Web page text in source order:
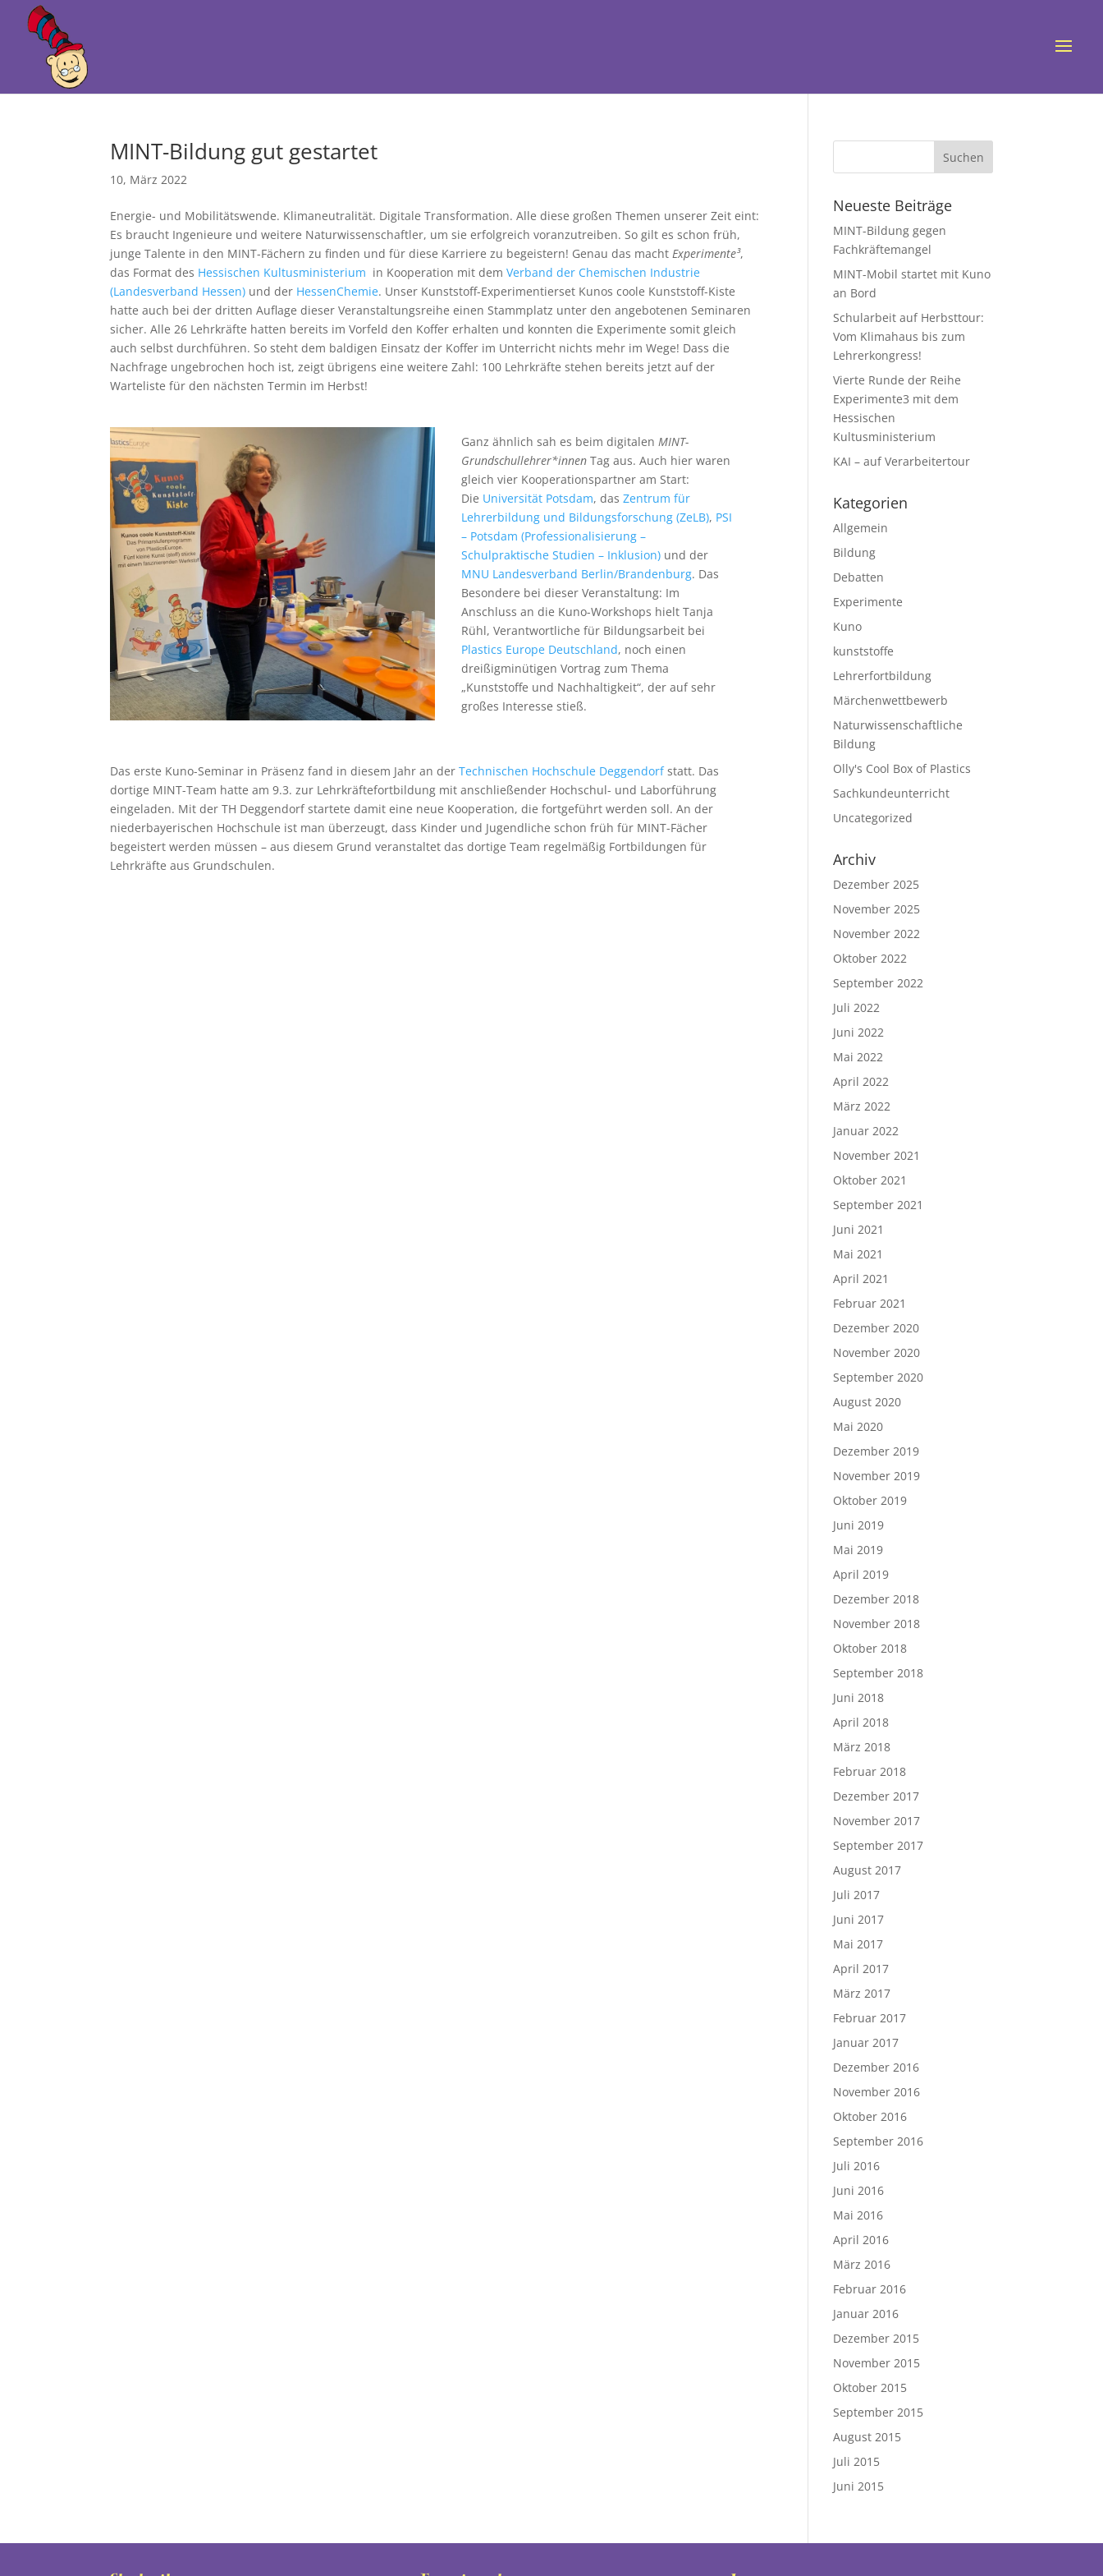
MINT-Bildung gut gestartet
10, März 2022
Energie- und Mobilitätswende. Klimaneutralität. Digitale Transformation. Alle diese großen Themen unserer Zeit eint:
Es braucht Ingenieure und weitere Naturwissenschaftler, um sie erfolgreich voranzutreiben. So gilt es schon früh,
junge Talente in den MINT-Fächern zu finden und für diese Karriere zu begeistern! Genau das machtExperimente³,
das Format des Hessischen Kultusministerium in Kooperation mit demVerband der Chemischen Industrie
(Landesverband Hessen) und der HessenChemie. Unser Kunststoff-Experimentierset Kunos coole Kunststoff-Kiste
hatte auch bei der dritten Auflage dieser Veranstaltungsreihe einen Stammplatz unter den angebotenen Seminaren
sicher. Alle 26 Lehrkräfte hatten bereits im Vorfeld den Koffer erhalten und konnten die Experimente somit gleich
auch selbst durchführen. So steht dem baldigen Einsatz der Koffer im Unterricht nichts mehr im Wege! Dass die
Nachfrage ungebrochen hoch ist, zeigt übrigens eine weitere Zahl: 100 Lehrkräfte stehen bereits jetzt auf der
Warteliste für den nächsten Termin im Herbst!
Ganz ähnlich sah es beim digitalen MINT-
Grundschullehrer*innenTag aus. Auch hier waren
gleich vier Kooperationspartner am Start:
Die Universität Potsdam, das Zentrum für
Lehrerbildung und Bildungsforschung (ZeLB), PSI
– Potsdam (Professionalisierung –
Schulpraktische Studien – Inklusion) und der
MNU Landesverband Berlin/Brandenburg. Das
Besondere bei dieser Veranstaltung: Im
Anschluss an die Kuno-Workshops hielt Tanja
Rühl, Verantwortliche für Bildungsarbeit bei
Plastics Europe Deutschland, noch einen
dreißigminütigen Vortrag zum Thema
„Kunststoffe und Nachhaltigkeit“, der auf sehr
großes Interesse stieß.
Das erste Kuno-Seminar in Präsenz fand in diesem Jahr an derTechnischen Hochschule Deggendorfstatt. Das
dortige MINT-Team hatte am 9.3. zur Lehrkräftefortbildung mit anschließender Hochschul- und Laborführung
eingeladen. Mit der TH Deggendorf startete damit eine neue Kooperation, die fortgeführt werden soll. An der
niederbayerischen Hochschule ist man überzeugt, dass Kinder und Jugendliche schon früh für MINT-Fächer
begeistert werden müssen – aus diesem Grund veranstaltet das dortige Team regelmäßig Fortbildungen für
Lehrkräfte aus Grundschulen.
Neueste Beiträge
MINT-Bildung gegen
Fachkräftemangel
MINT-Mobil startet mit Kuno
an Bord
Schularbeit auf Herbsttour:
Vom Klimahaus bis zum
Lehrerkongress!
Vierte Runde der Reihe
Experimente3 mit dem
Hessischen
Kultusministerium
KAI – auf Verarbeitertour
Kategorien
Allgemein
Bildung
Debatten
Experimente
Kuno
kunststoffe
Lehrerfortbildung
Märchenwettbewerb
Naturwissenschaftliche
Bildung
Olly's Cool Box of Plastics
Sachkundeunterricht
Uncategorized
Archiv
Dezember 2025
November 2025
November 2022
Oktober 2022
September 2022
Juli 2022
Juni 2022
Mai 2022
April 2022
März 2022
Januar 2022
November 2021
Oktober 2021
September 2021
Juni 2021
Mai 2021
April 2021
Februar 2021
Dezember 2020
November 2020
September 2020
August 2020
Mai 2020
Dezember 2019
November 2019
Oktober 2019
Juni 2019
Mai 2019
April 2019
Dezember 2018
November 2018
Oktober 2018
September 2018
Juni 2018
April 2018
März 2018
Februar 2018
Dezember 2017
November 2017
September 2017
August 2017
Juli 2017
Juni 2017
Mai 2017
April 2017
März 2017
Februar 2017
Januar 2017
Dezember 2016
November 2016
Oktober 2016
September 2016
Juli 2016
Juni 2016
Mai 2016
April 2016
März 2016
Februar 2016
Januar 2016
Dezember 2015
November 2015
Oktober 2015
September 2015
August 2015
Juli 2015
Juni 2015